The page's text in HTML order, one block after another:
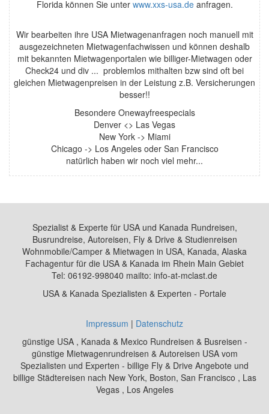
Florida können Sie unter www.xxs-usa.deanfragen.
Wir bearbeiten ihre USA Mietwagenanfragen noch manuell mit
ausgezeichneten Mietwagenfachwissen und können deshalb
mit bekannten Mietwagenportalen wie billiger-Mietwagen oder
Check24 und div ... problemlos mithalten bzw sind oft bei
gleichen Mietwagenpreisen in der Leistung z.B. Versicherungen
besser!!
Besondere Onewayfreespecials
Denver <> Las Vegas
New York -> Miami
Chicago -> Los Angeles oder San Francisco
natürlich haben wir noch viel mehr...
Spezialist & Experte für USA und Kanada Rundreisen,
Busrundreise, Autoreisen, Fly & Drive & Studienreisen
Wohnmobile/Camper & Mietwagen in USA, Kanada, Alaska
Fachagentur für die USA & Kanada im Rhein Main Gebiet
Tel: 06192-998040 mailto: info-at-mclast.de
USA & Kanada Spezialisten & Experten - Portale
Impressum | Datenschutz
günstige USA , Kanada & Mexico Rundreisen & Busreisen -
günstige Mietwagenrundreisen & Autoreisen USA vom
Spezialisten und Experten - billige Fly & Drive Angebote und
billige Städtereisen nach New York, Boston, San Francisco , Las
Vegas , Los Angeles